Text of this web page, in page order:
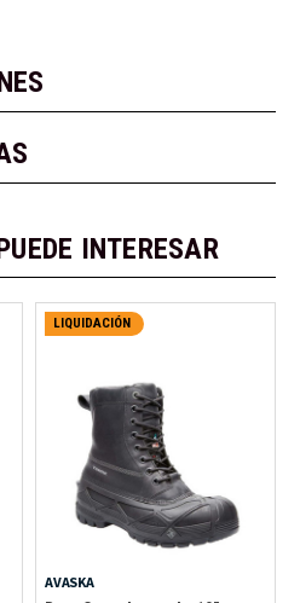
INTERESAR
LIQUIDACIÓN
AVASKA